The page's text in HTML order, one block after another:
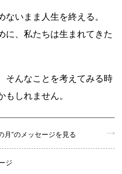
いまま人生を終える。
に、私たちは生まれてきた
そんなことを考えてみる時
もしれません。
月”のメッセージを見る
ジ